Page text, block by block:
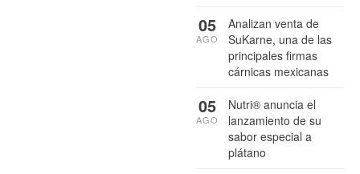
Analizan venta de
SuKarne, una de las
principales firmas
cárnicas mexicanas
05
AGO
Nutri® anuncia el
lanzamiento de su
sabor especial a
plátano
05
AGO